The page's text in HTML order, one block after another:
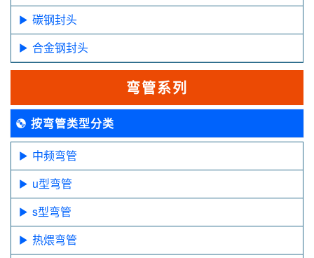
碳钢封头
合金钢封头
弯管系列
按弯管类型分类
中频弯管
u型弯管
s型弯管
热煨弯管